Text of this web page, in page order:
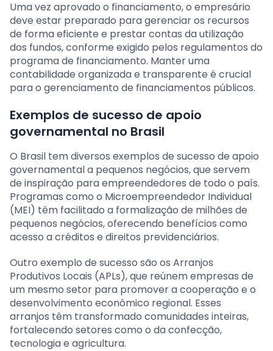
Uma vez aprovado o financiamento, o empresário
deve estar preparado para gerenciar os recursos
de forma eficiente e prestar contas da utilização
dos fundos, conforme exigido pelos regulamentos do
programa de financiamento. Manter uma
contabilidade organizada e transparente é crucial
para o gerenciamento de financiamentos públicos.
Exemplos de sucesso de apoio
governamental no Brasil
O Brasil tem diversos exemplos de sucesso de apoio
governamental a pequenos negócios, que servem
de inspiração para empreendedores de todo o país.
Programas como o Microempreendedor Individual
(MEI) têm facilitado a formalização de milhões de
pequenos negócios, oferecendo benefícios como
acesso a créditos e direitos previdenciários.
Outro exemplo de sucesso são os Arranjos
Produtivos Locais (APLs), que reúnem empresas de
um mesmo setor para promover a cooperação e o
desenvolvimento econômico regional. Esses
arranjos têm transformado comunidades inteiras,
fortalecendo setores como o da confecção,
tecnologia e agricultura.